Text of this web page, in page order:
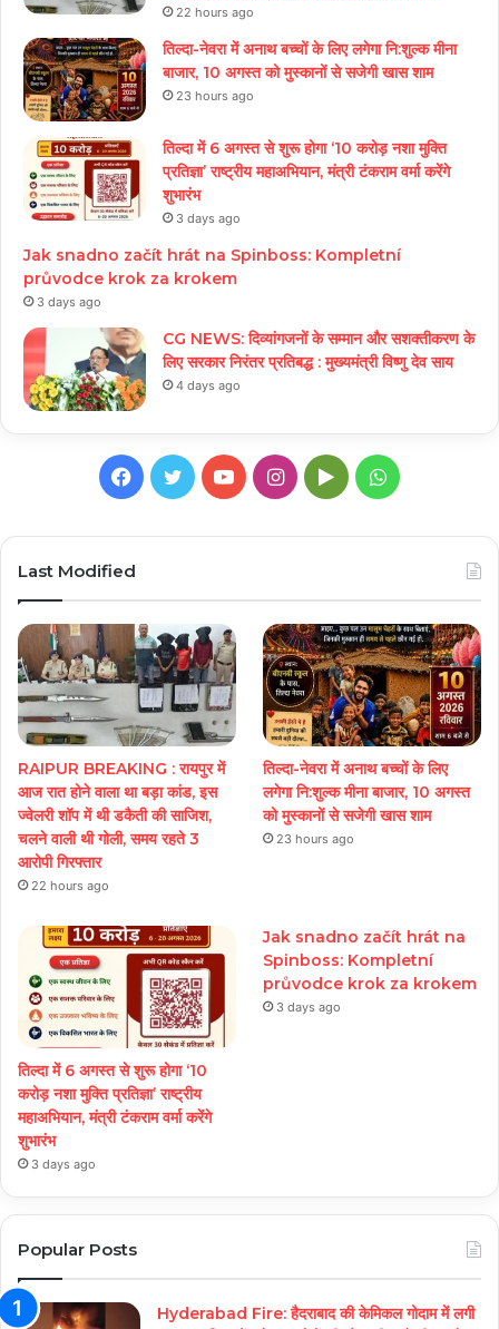
22 hours ago
तिल्दा-नेवरा में अनाथ बच्चों के लिए लगेगा नि:शुल्क मीना
बाजार, 10 अगस्त को मुस्कानों से सजेगी खास शाम
23 hours ago
तिल्दा में 6 अगस्त से शुरू होगा ‘10 करोड़ नशा मुक्ति
प्रतिज्ञा’ राष्ट्रीय महाअभियान, मंत्री टंकराम वर्मा करेंगे
शुभारंभ
3 days ago
Jak snadno začít hrát na Spinboss: Kompletní
průvodce krok za krokem
3 days ago
CG NEWS: दिव्यांगजनों के सम्मान और सशक्तीकरण के
लिए सरकार निरंतर प्रतिबद्ध : मुख्यमंत्री विष्णु देव साय
4 days ago
Facebook
TwitterYouTubeInstagram
GoogleWhatsApp
Last Modified
RAIPUR BREAKING : रायपुर में
आज रात होने वाला था बड़ा कांड, इस
ज्वेलरी शॉप में थी डकैती की साजिश,
चलने वाली थी गोली, समय रहते 3
आरोपी गिरफ्तार
22 hours ago
तिल्दा-नेवरा में अनाथ बच्चों के लिए
लगेगा नि:शुल्क मीना बाजार, 10 अगस्त
को मुस्कानों से सजेगी खास शाम
23 hours ago
तिल्दा में 6 अगस्त से शुरू होगा ‘10
करोड़ नशा मुक्ति प्रतिज्ञा’ राष्ट्रीय
महाअभियान, मंत्री टंकराम वर्मा करेंगे
शुभारंभ
3 days ago
Jak snadno začít hrát na
Spinboss: Kompletní
průvodce krok za krokem
3 days ago
Popular Posts
Hyderabad Fire: हैदराबाद की केमिकल गोदाम में लगी